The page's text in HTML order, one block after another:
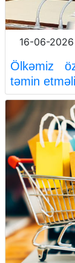
16-06-2026
Ölkəmiz
təmin